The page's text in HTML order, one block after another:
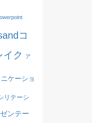
コ
イク ア
ケーショ
リテーシ
ンテー